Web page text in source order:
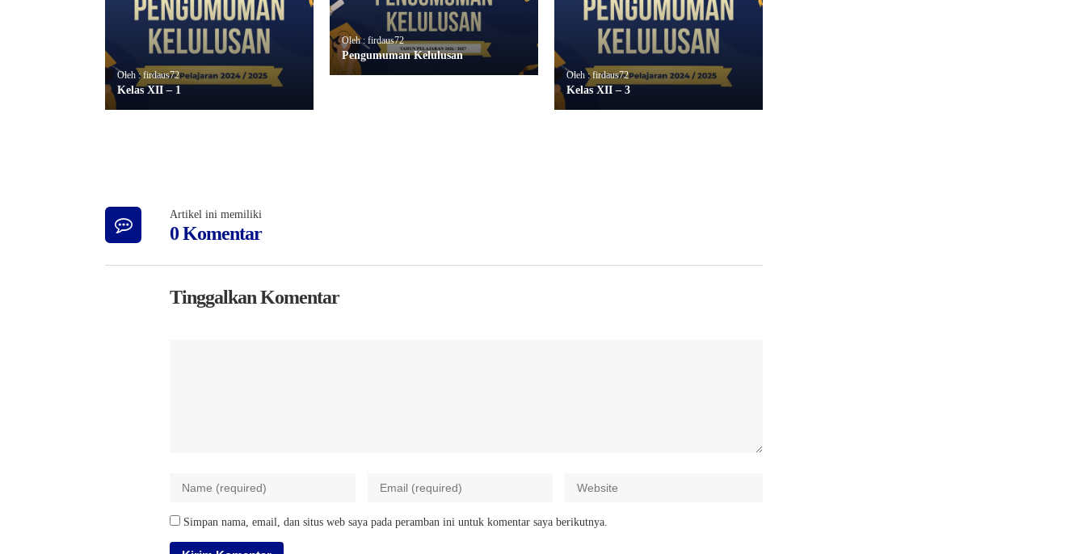
Oleh : firdaus72
Kelas XII – 1
Oleh : firdaus72
Pengumuman Kelulusan
Oleh : firdaus72
Kelas XII – 3
Artikel ini memiliki
0 Komentar
Tinggalkan Komentar
Simpan nama, email, dan situs web saya pada peramban ini untuk komentar saya berikutnya.